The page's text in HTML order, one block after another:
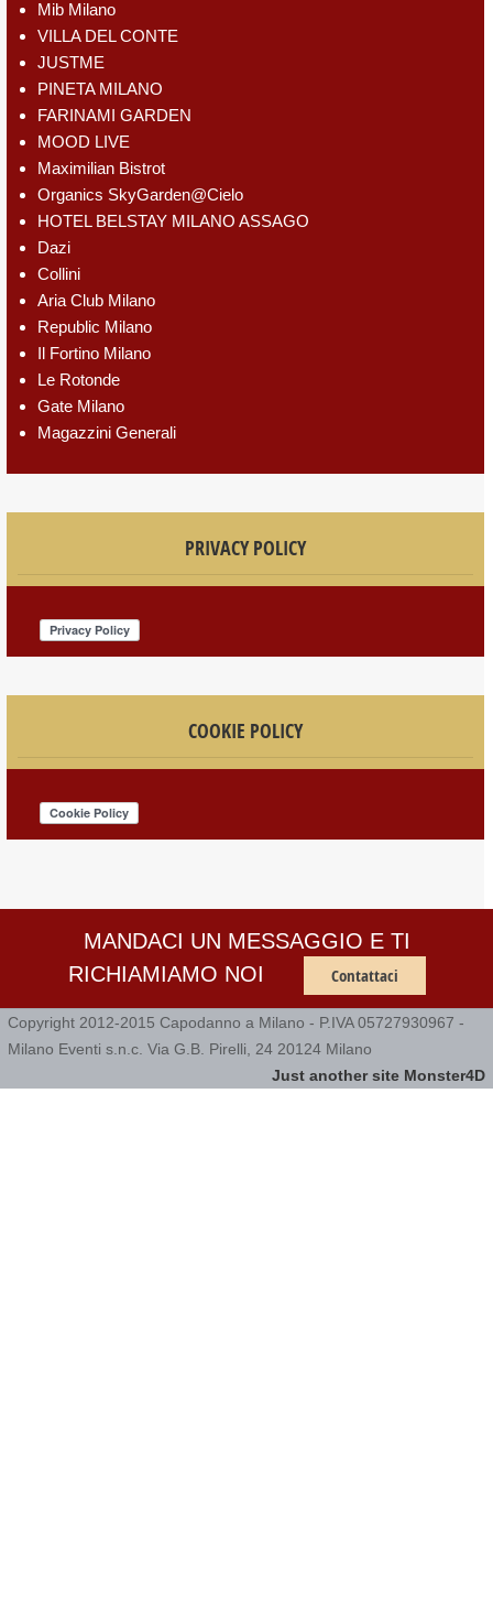
Mib Milano
VILLA DEL CONTE
JUSTME
PINETA MILANO
FARINAMI GARDEN
MOOD LIVE
Maximilian Bistrot
Organics SkyGarden@Cielo
HOTEL BELSTAY MILANO ASSAGO
Dazi
Collini
Aria Club Milano
Republic Milano
Il Fortino Milano
Le Rotonde
Gate Milano
Magazzini Generali
PRIVACY POLICY
COOKIE POLICY
MANDACI UN MESSAGGIO E TI
RICHIAMIAMO NOI
Contattaci
Copyright 2012-2015 Capodanno a Milano - P.IVA 05727930967 -
Milano Eventi s.n.c. Via G.B. Pirelli, 24 20124 Milano
Just another site Monster4D